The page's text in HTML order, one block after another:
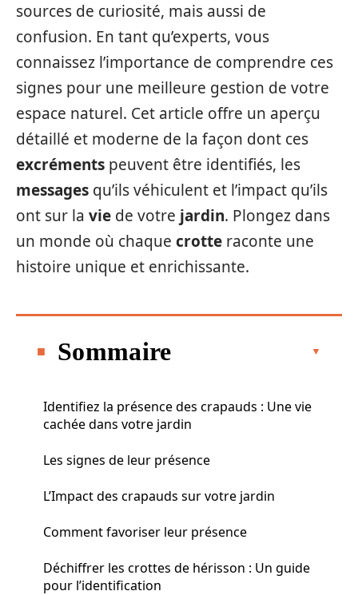
sources de curiosité, mais aussi de
confusion. En tant qu’experts, vous
connaissez l’importance de comprendre ces
signes pour une meilleure gestion de votre
espace naturel. Cet article offre un aperçu
détaillé et moderne de la façon dont ces
excréments peuvent être identifiés, les
messages qu’ils véhiculent et l’impact qu’ils
ont sur la vie de votre jardin. Plongez dans
un monde où chaque crotte raconte une
histoire unique et enrichissante.
Sommaire
Identifiez la présence des crapauds : Une vie
cachée dans votre jardin
Les signes de leur présence
L’Impact des crapauds sur votre jardin
Comment favoriser leur présence
Déchiffrer les crottes de hérisson : Un guide
pour l’identification